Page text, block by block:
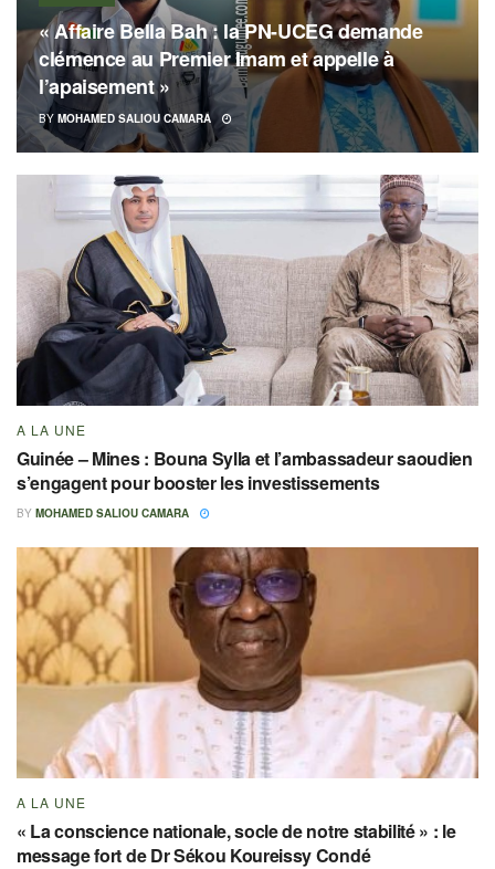
« Affaire Bella Bah : la PN-UCEG demande
clémence au Premier Imam et appelle à
l’apaisement »
BY MOHAMED SALIOU CAMARA
A LA UNE
Guinée – Mines : Bouna Sylla et l’ambassadeur saoudien
s’engagent pour booster les investissements
BY MOHAMED SALIOU CAMARA
A LA UNE
« La conscience nationale, socle de notre stabilité » : le
message fort de Dr Sékou Koureissy Condé